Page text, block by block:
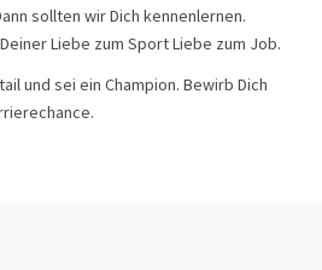
sollten wir Dich kennenlernen.
Liebe zum Sport Liebe zum Job.
und sei ein Champion. Bewirb Dich